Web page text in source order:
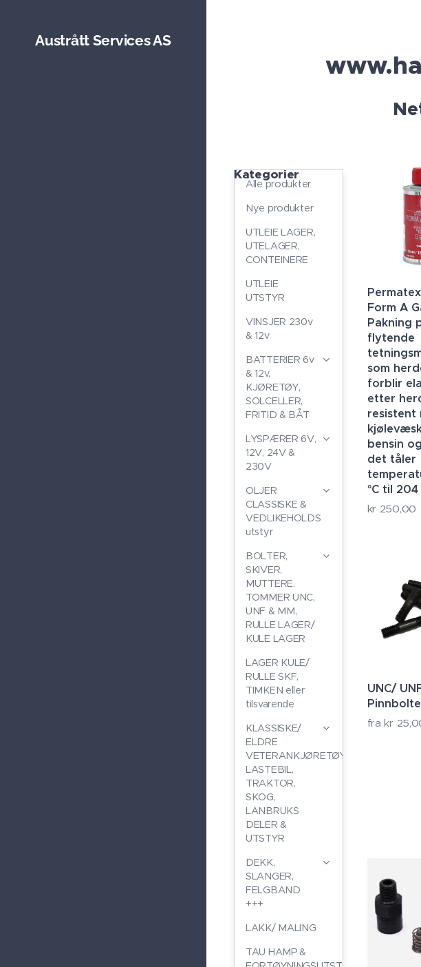
Austrått Services AS
Kategorier
Alle produkter
Nye produkter
UTLEIE LAGER,
UTELAGER,
CONTEINERE
UTLEIE
UTSTYR
VINSJER 230v
& 12v
BATTERIER 6v
& 12v,
KJØRETØY,
SOLCELLER,
FRITID & BÅT
LYSPÆRER 6V,
12V, 24V &
230V
OLJER
CLASSISKE &
VEDLIKEHOLDS
utstyr
BOLTER,
SKIVER,
MUTTERE,
TOMMER UNC,
UNF & MM,
RULLE LAGER/
KULE LAGER
LAGER KULE/
RULLE SKF,
TIMKEN eller
tilsvarende
KLASSISKE/
ELDRE
VETERANKJØRETØY,
LASTEBIL,
TRAKTOR,
SKOG,
LANBRUKS
DELER &
UTSTYR
DEKK,
SLANGER,
FELGBAND
+++
LAKK/ MALING
TAU HAMP &
Form A
Pakning
flytende
som
forblir
etter
resistent
bensin
det tåler
°C til 204
kr 250,00
UNC/
frakr